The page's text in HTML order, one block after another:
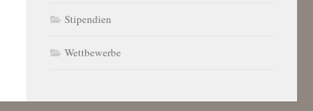
Stipendien
Wettbewerbe